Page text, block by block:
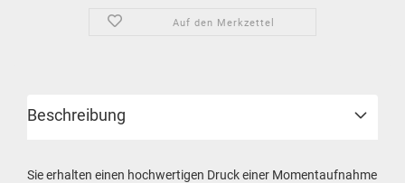
Auf den Merkzettel
Beschreibung
Sie erhalten einen hochwertigen Druck einer Momentaufnahme